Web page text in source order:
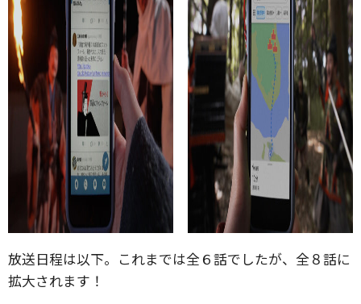
放送日程は以下。これまでは全６話でしたが、全８話に
拡大されます！